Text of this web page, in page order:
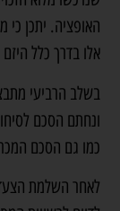
האופציה. יתכן כי
אלו בדרך כלל
בשלב הרביעי
ונחתם הסכם
כמו גם הסכם
לאחר השלמת